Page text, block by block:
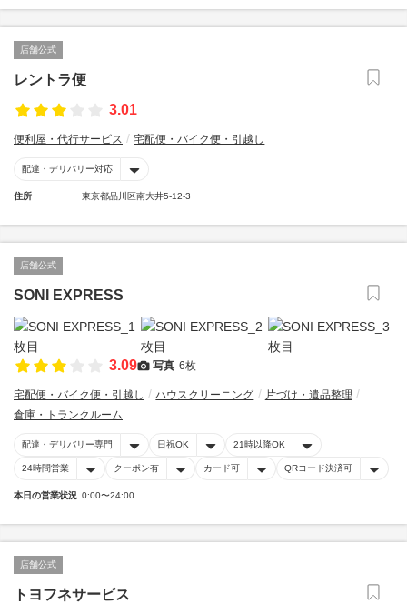
店舗公式
レントラ便
3.01
便利屋・代行サービス 宅配便・バイク便・引越し
配達・デリバリー対応
住所 東京都品川区南大井5-12-3
店舗公式
SONI EXPRESS
3.09 写真 6枚
宅配便・バイク便・引越し ハウスクリーニング
片づけ・遺品整理
倉庫・トランクルーム
配達・デリバリー専門 日祝OK 21時以降OK
24時間営業 クーポン有 カード可 QRコード決済可
本日の営業状況 0:00〜24:00
店舗公式
トヨフネサービス